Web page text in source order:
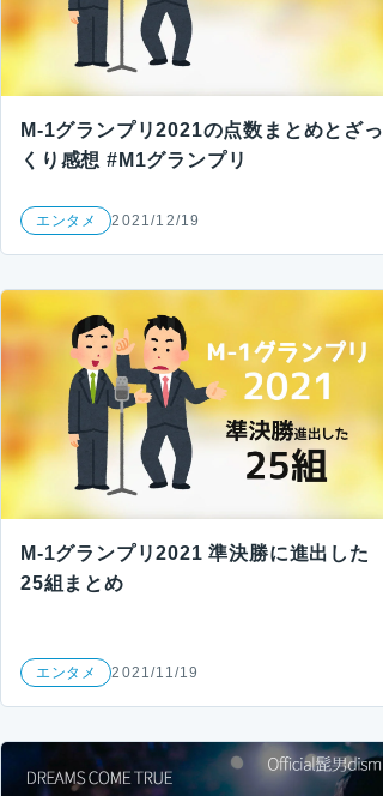
M-1グランプリ2021の点数まとめとざっ
くり感想 #M1グランプリ
エンタメ 2021/12/19
M-1グランプリ2021 準決勝に進出した
25組まとめ
エンタメ 2021/11/19